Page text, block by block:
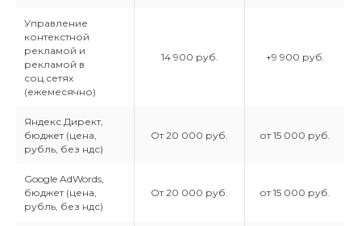
Управление
контекстной
рекламой и
рекламой в
соц.сетях
(ежемесячно)
14 900 руб. +9 900 руб.
Яндекс.Директ,
бюджет (цена,
рубль, без ндс)
От 20 000 руб. от 15 000 руб.
Google AdWords,
бюджет (цена,
рубль, без ндс)
От 20 000 руб. от 15 000 руб.